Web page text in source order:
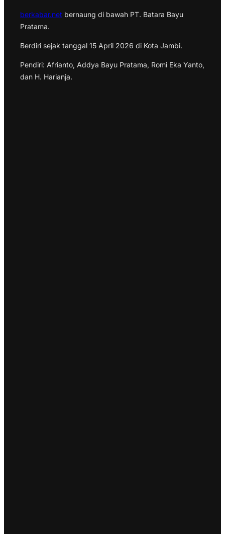
berkabar.net bernaung di bawah PT. Batara Bayu
Pratama.
Berdiri sejak tanggal 15 April 2026 di Kota Jambi.
Pendiri: Afrianto, Addya Bayu Pratama, Romi Eka Yanto,
dan H. Harianja.